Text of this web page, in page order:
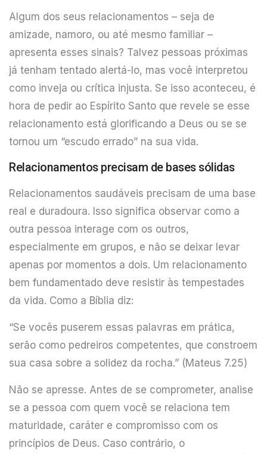
Algum dos seus relacionamentos – seja de
amizade, namoro, ou até mesmo familiar –
apresenta esses sinais? Talvez pessoas próximas
já tenham tentado alertá-lo, mas você interpretou
como inveja ou crítica injusta. Se isso aconteceu, é
hora de pedir ao Espírito Santo que revele se esse
relacionamento está glorificando a Deus ou se se
tornou um “escudo errado” na sua vida.
Relacionamentos precisam de bases sólidas
Relacionamentos saudáveis precisam de uma base
real e duradoura. Isso significa observar como a
outra pessoa interage com os outros,
especialmente em grupos, e não se deixar levar
apenas por momentos a dois. Um relacionamento
bem fundamentado deve resistir às tempestades
da vida. Como a Bíblia diz:
“Se vocês puserem essas palavras em prática,
serão como pedreiros competentes, que constroem
sua casa sobre a solidez da rocha.” (Mateus 7.25)
Não se apresse. Antes de se comprometer, analise
se a pessoa com quem você se relaciona tem
maturidade, caráter e compromisso com os
princípios de Deus. Caso contrário, o